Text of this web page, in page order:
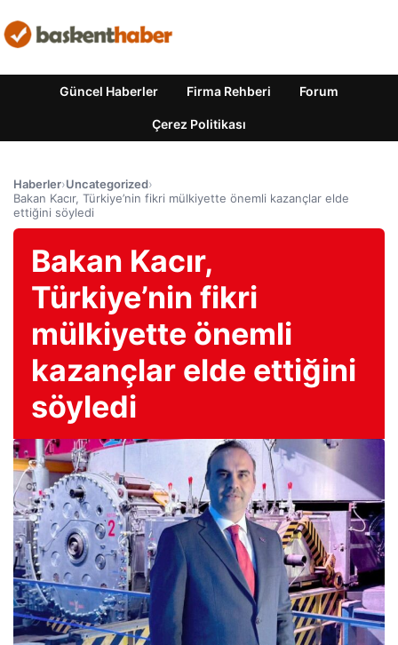
Güncel Haberler Firma Rehberi Forum
Çerez Politikası
Haberler›Uncategorized›
Bakan Kacır, Türkiye’nin fikri mülkiyette önemli kazançlar elde
ettiğini söyledi
Bakan Kacır,
Türkiye’nin fikri
mülkiyette önemli
kazançlar elde ettiğini
söyledi